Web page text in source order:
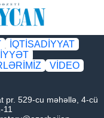
İQTİSADİYYAT
VİDEO
pr. 529-cu məhəllə, 4-cü